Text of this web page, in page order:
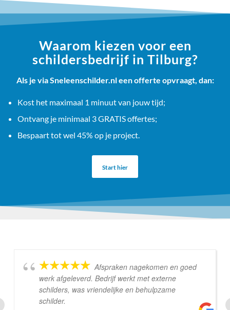
Waarom kiezen voor een
schildersbedrijf in Tilburg?
Als je via Sneleenschilder.nl een offerte opvraagt, dan:
Kost het maximaal 1 minuut van jouw tijd;
Ontvang je minimaal 3 GRATIS offertes;
Bespaart tot wel 45% op je project.
Start hier
Afspraken nagekomen en goed
werk afgeleverd. Bedrijf werkt met externe
schilders, was vriendelijke en behulpzame
schilder.